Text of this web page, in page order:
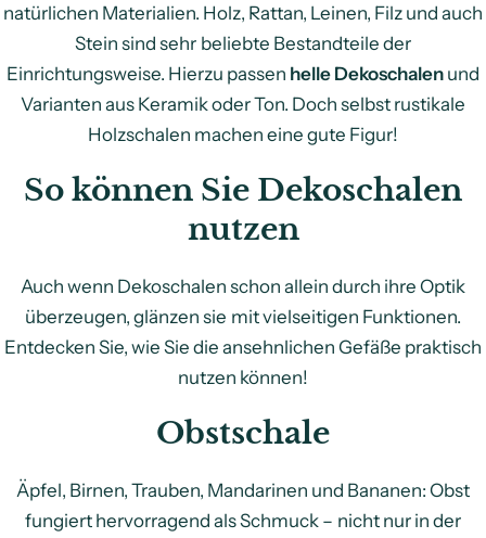
natürlichen Materialien. Holz, Rattan, Leinen, Filz und auch
Stein sind sehr beliebte Bestandteile der
Einrichtungsweise. Hierzu passen helle Dekoschalen und
Varianten aus Keramik oder Ton. Doch selbst rustikale
Holzschalen machen eine gute Figur!
So können Sie Dekoschalen
nutzen
Auch wenn Dekoschalen schon allein durch ihre Optik
überzeugen, glänzen sie mit vielseitigen Funktionen.
Entdecken Sie, wie Sie die ansehnlichen Gefäße praktisch
nutzen können!
Obstschale
Äpfel, Birnen, Trauben, Mandarinen und Bananen: Obst
fungiert hervorragend als Schmuck – nicht nur in der